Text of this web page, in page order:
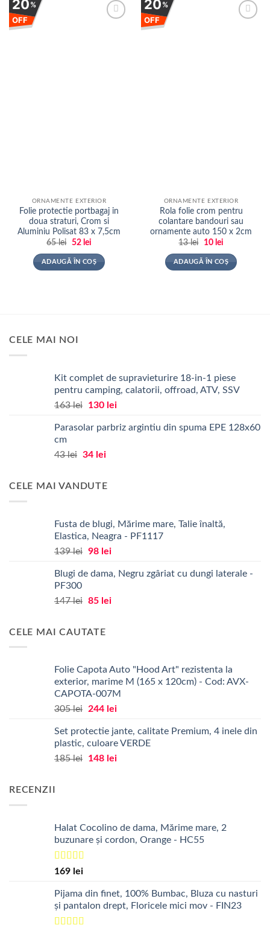
20%
OFF
ORNAMENTE EXTERIOR
Folie protectie portbagaj in
doua straturi, Crom si
Aluminiu Polisat 83 x 7,5cm
65lei
Prețul
a
fost:
52 leiPrețul
este:
52 lei.
ADAUGĂ ÎN COȘ
20%
OFF
ORNAMENTE EXTERIOR
Rola folie crom pentru
colantare bandouri sau
ornamente auto 150 x 2cm
13lei
Prețul
a
fost:
10 leiPrețul
este:
10 lei.
ADAUGĂ ÎN COȘ
CELE MAI NOI
Kit complet de supravieturire 18-in-1 piese
pentru camping, calatorii, offroad, ATV, SSV
163lei
Prețul
a
163 lei.
130 leiPrețul
este:
Parasolar parbriz argintiu din spuma EPE 128x60
cm
43lei Prețul
fost:
34 leiPrețul
34 lei.
CELE MAI VANDUTE
Fusta de blugi, Mărime mare, Talie înaltă,
Elastica, Neagra - PF1117
139lei Prețul
a
139 lei.
98 leiPrețul
este:
Blugi de dama, Negru zgâriat cu dungi laterale -
PF300
147lei Prețul
fost:
85 leiPrețul
CELE MAI CAUTATE
Folie Capota Auto "Hood Art" rezistenta la
exterior, marime M (165 x 120cm) - Cod: AVX-
CAPOTA-007M
305lei
Prețul
a
fost:
305 lei.
244 leiPrețul
este:
244 lei.
Set protectie jante, calitate Premium, 4 inele din
plastic, culoare VERDE
185lei
Prețul
148 leiPrețul
RECENZII
Halat Cocolino de dama, Mărime mare, 2
buzunare și cordon, Orange - HC55
Evaluat la
169 lei
Pijama din finet, 100% Bumbac, Bluza cu nasturi
și pantalon drept, Floricele mici mov - FIN23